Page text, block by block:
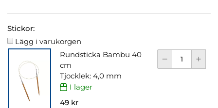
Stickor:
Lägg i varukorgen
Rundsticka Bambu 40
cm
Tjocklek: 4,0 mm
I lager
49 kr